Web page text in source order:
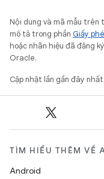
Nội dung và mã mẫu
mô tả trong phần Giấy
hoặc nhãn hiệu đã đăng
Oracle.
Cập nhật lần gần đây
TÌM HIỂU THÊM VỀ
Android